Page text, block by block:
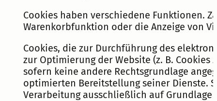
Cookies haben verschiedene Funktionen.
Warenkorbfunktion oder die Anzeige von
Cookies, die zur Durchführung des
zur Optimierung der Website (z. B. Cookies
sofern keine andere Rechtsgrundlage
optimierten Bereitstellung seiner Dienste.
Verarbeitung ausschließlich auf Grundlage